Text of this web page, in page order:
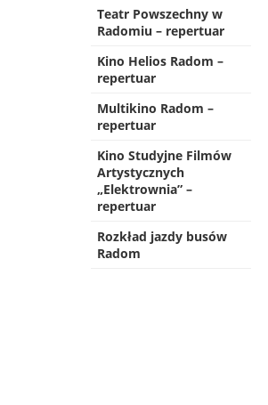
Teatr Powszechny w
Radomiu – repertuar
Kino Helios Radom –
repertuar
Multikino Radom –
repertuar
Kino Studyjne Filmów
Artystycznych
„Elektrownia” –
repertuar
Rozkład jazdy busów
Radom